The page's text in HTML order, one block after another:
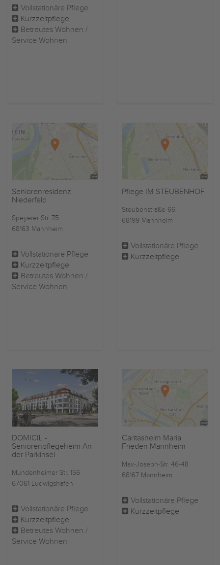
Vollstationäre Pflege
Kurzzeitpflege
Betreutes Wohnen /
Service Wohnen
Seniorenresidenz
Niederfeld
Speyerer Str. 75
68163 Mannheim
Vollstationäre Pflege
Kurzzeitpflege
Betreutes Wohnen /
Service Wohnen
Pflege IM STEUBENHOF
Steubenstraße 66
68199 Mannheim
Vollstationäre Pflege
Kurzzeitpflege
DOMICIL -
Seniorenpflegeheim An
der Parkinsel
Mundenheimer Str. 156
67061 Ludwigshafen
Vollstationäre Pflege
Kurzzeitpflege
Betreutes Wohnen /
Service Wohnen
Caritasheim Maria
Frieden Mannheim
Max-Joseph-Str. 46-48
68167 Mannheim
Vollstationäre Pflege
Kurzzeitpflege